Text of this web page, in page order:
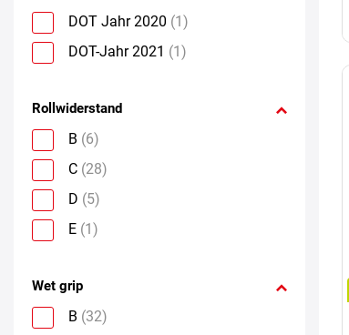
DOT Jahr 2020 (1)
DOT-Jahr 2021 (1)
Rollwiderstand
B (6)
C (28)
D (5)
E (1)
Wet grip
B (32)